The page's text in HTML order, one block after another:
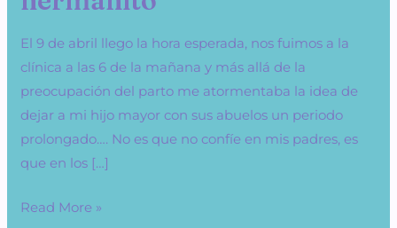
El 9 de abril llego la hora esperada, nos fuimos a la
clínica a las 6 de la mañana y más allá de la
preocupación del parto me atormentaba la idea de
dejar a mi hijo mayor con sus abuelos un periodo
prolongado…. No es que no confíe en mis padres, es
que en los […]
del
Read More »